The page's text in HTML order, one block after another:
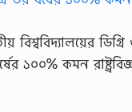
বিশ্ববিদ্যালয়ের
১০০% কমন